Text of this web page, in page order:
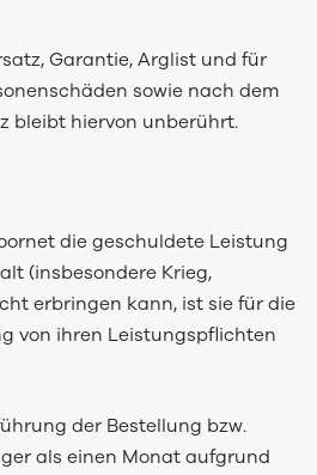
Garantie, Arglist und für
sowie nach dem
bleibt hiervon unberührt.
die geschuldete Leistung
(insbesondere Krieg,
erbringen kann, ist sie für die
von ihren Leistungspflichten
der Bestellung bzw.
als einen Monat aufgrund